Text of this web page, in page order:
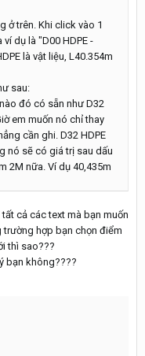
ở trên. Khi click vào 1
dụ là "D00 HDPE -
là vật liệu, L40.354m
sau:
đó có sẵn như D32
em muốn nó chỉ thay
cần ghi. D32 HDPE
nó sẽ có giá trị sau dấu
2M nữa. Ví dụ 40,435m
cả các text mà bạn muốn
trường hợp bạn chọn điểm
thì sao???
bạn không????